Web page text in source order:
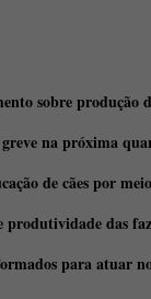
sobre produção
na próxima
de cães por
das
para atuar